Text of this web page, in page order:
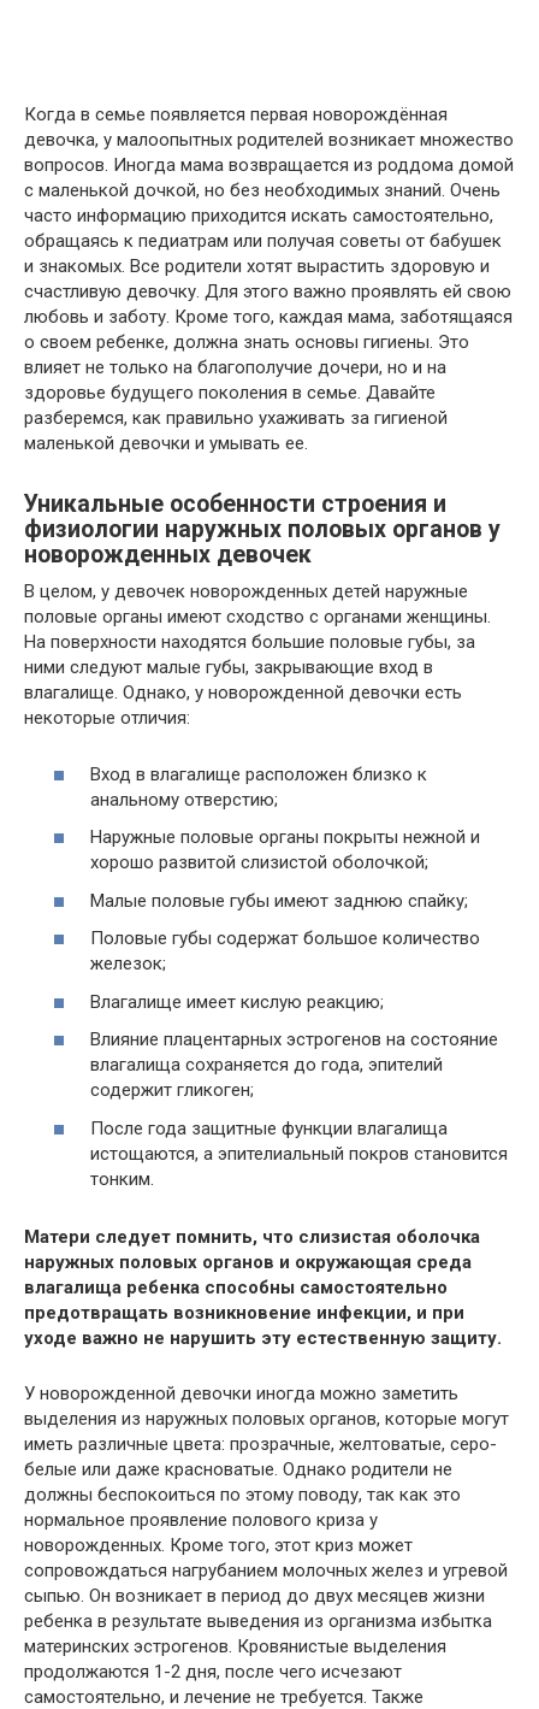
Когда в семье появляется первая новорождённая
девочка, у малоопытных родителей возникает множество
вопросов. Иногда мама возвращается из роддома домой
с маленькой дочкой, но без необходимых знаний. Очень
часто информацию приходится искать самостоятельно,
обращаясь к педиатрам или получая советы от бабушек
и знакомых. Все родители хотят вырастить здоровую и
счастливую девочку. Для этого важно проявлять ей свою
любовь и заботу. Кроме того, каждая мама, заботящаяся
о своем ребенке, должна знать основы гигиены. Это
влияет не только на благополучие дочери, но и на
здоровье будущего поколения в семье. Давайте
разберемся, как правильно ухаживать за гигиеной
маленькой девочки и умывать ее.
Уникальные особенности строения и
физиологии наружных половых органов у
новорожденных девочек
В целом, у девочек новорожденных детей наружные
половые органы имеют сходство с органами женщины.
На поверхности находятся большие половые губы, за
ними следуют малые губы, закрывающие вход в
влагалище. Однако, у новорожденной девочки есть
некоторые отличия:
Вход в влагалище расположен близко к
анальному отверстию;
Наружные половые органы покрыты нежной и
хорошо развитой слизистой оболочкой;
Малые половые губы имеют заднюю спайку;
Половые губы содержат большое количество
железок;
Влагалище имеет кислую реакцию;
Влияние плацентарных эстрогенов на состояние
влагалища сохраняется до года, эпителий
содержит гликоген;
После года защитные функции влагалища
истощаются, а эпителиальный покров становится
тонким.
Матери следует помнить, что слизистая оболочка
наружных половых органов и окружающая среда
влагалища ребенка способны самостоятельно
предотвращать возникновение инфекции, и при
уходе важно не нарушить эту естественную защиту.
У новорожденной девочки иногда можно заметить
выделения из наружных половых органов, которые могут
иметь различные цвета: прозрачные, желтоватые, серо-
белые или даже красноватые. Однако родители не
должны беспокоиться по этому поводу, так как это
нормальное проявление полового криза у
новорожденных. Кроме того, этот криз может
сопровождаться нагрубанием молочных желез и угревой
сыпью. Он возникает в период до двух месяцев жизни
ребенка в результате выведения из организма избытка
материнских эстрогенов. Кровянистые выделения
продолжаются 1-2 дня, после чего исчезают
самостоятельно, и лечение не требуется. Также